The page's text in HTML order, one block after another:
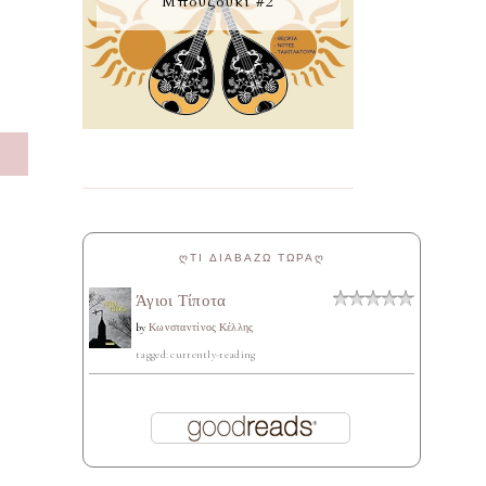
ᲦΤΙ ΔΙΑΒΑΖΩ ΤΩΡΑᲦ
Άγιοι Τίποτα
by Κωνσταντίνος Κέλλης
tagged: currently-reading